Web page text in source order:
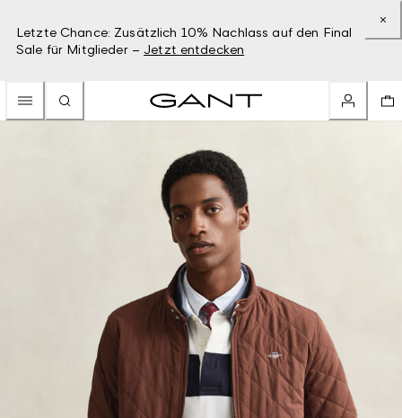
Letzte Chance: Zusätzlich 10% Nachlass auf den Final
Sale für Mitglieder – Jetzt entdecken